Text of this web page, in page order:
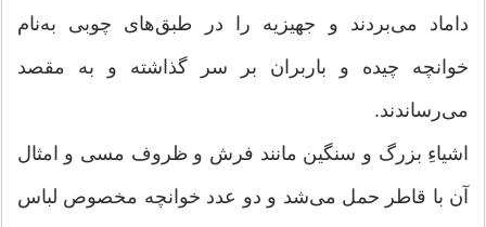
داماد مى‌بردند و جهیزیه را در طبق‌هاى چوبى به‌نام
خوانچه چیده و باربران بر سر گذاشته و به مقصد
مى‌رساندند.
اشیاءِ بزرگ و سنگین مانند فرش و ظروف مسى و امثال
آن با قاطر حمل مى‌شد و دو عدد خوانچه مخصوص لباس